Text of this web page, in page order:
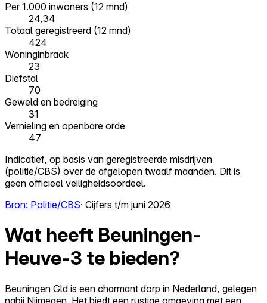
Per 1.000 inwoners (12 mnd)
24,34
Totaal geregistreerd (12 mnd)
424
Woninginbraak
23
Diefstal
70
Geweld en bedreiging
31
Vernieling en openbare orde
47
Indicatief, op basis van geregistreerde misdrijven
(politie/CBS) over de afgelopen twaalf maanden. Dit is
geen officieel veiligheidsoordeel.
Bron: Politie/CBS· Cijfers t/m juni 2026
Wat heeft Beuningen-
Heuve-3 te bieden?
Beuningen Gld is een charmant dorp in Nederland, gelegen
nabij Nijmegen. Het biedt een rustige omgeving met een